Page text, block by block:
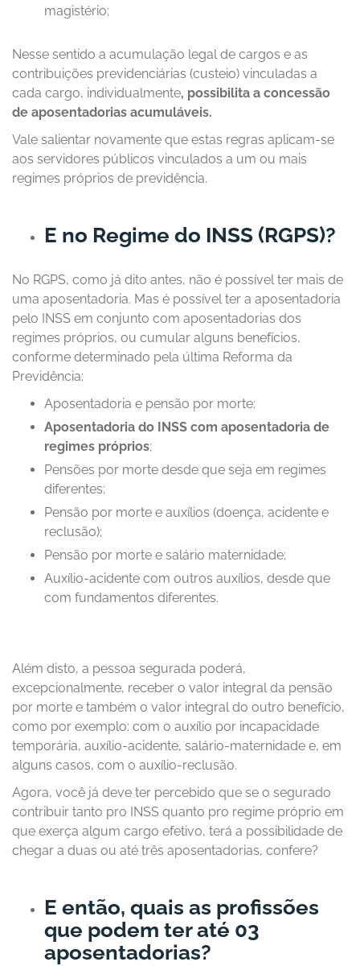
magistério;
Nesse sentido a acumulação legal de cargos e as
contribuições previdenciárias (custeio) vinculadas a
cada cargo, individualmente, possibilita a concessão
de aposentadorias acumuláveis.
Vale salientar novamente que estas regras aplicam-se
aos servidores públicos vinculados a um ou mais
regimes próprios de previdência.
E no Regime do INSS (RGPS)?
No RGPS, como já dito antes, não é possível ter mais de
uma aposentadoria. Mas é possível ter a aposentadoria
pelo INSS em conjunto com aposentadorias dos
regimes próprios, ou cumular alguns benefícios,
conforme determinado pela última Reforma da
Previdência:
Aposentadoria e pensão por morte;
Aposentadoria do INSS com aposentadoria de
regimes próprios;
Pensões por morte desde que seja em regimes
diferentes;
Pensão por morte e auxílios (doença, acidente e
reclusão);
Pensão por morte e salário maternidade;
Auxílio-acidente com outros auxílios, desde que
com fundamentos diferentes.
Além disto, a pessoa segurada poderá,
excepcionalmente, receber o valor integral da pensão
por morte e também o valor integral do outro benefício,
como por exemplo: com o auxílio por incapacidade
temporária, auxílio-acidente, salário-maternidade e, em
alguns casos, com o auxílio-reclusão.
Agora, você já deve ter percebido que se o segurado
contribuir tanto pro INSS quanto pro regime próprio em
que exerça algum cargo efetivo, terá a possibilidade de
chegar a duas ou até três aposentadorias, confere?
E então, quais as profissões
que podem ter até 03
aposentadorias?